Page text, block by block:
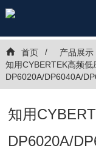
首页 产品展示
知用CYBERTEK高频低
DP6020A/DP6040A/
知用
DP6020A/